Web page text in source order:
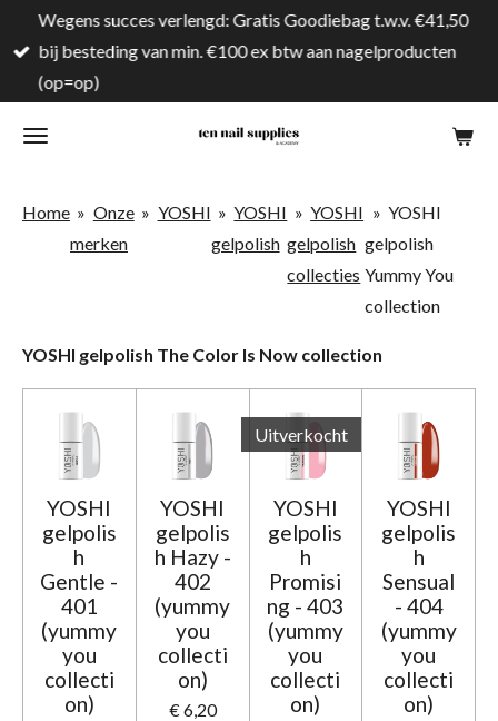
direct
naar
hoofdinhoud
Wegens succes verlengd: Gratis Goodiebag t.w.v. €41,50
bij besteding van min. €100 ex btw aan nagelproducten
(op=op)
Home » Onze
merken
» YOSHI » YOSHI
gelpolish
» YOSHI
gelpolish
collecties
» YOSHI
gelpolish
Yummy You
collection
YOSHI gelpolish The Color Is Now collection
YOSHI
gelpolis
h
Gentle -
401
(yummy
you
collecti
on)
YOSHI
gelpolis
h Hazy -
402
(yummy
you
collecti
on)
€ 6,20
Uitverkocht
YOSHI
gelpolis
h
Promisi
ng - 403
(yummy
you
collecti
on)
YOSHI
gelpolis
h
Sensual
- 404
(yummy
you
collecti
on)